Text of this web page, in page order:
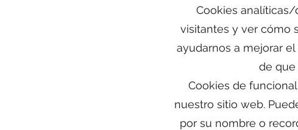
Cookies
visitantes y ver cómo
ayudarnos a mejorar
de que
Cookies de
nuestro sitio web.
por su nombre o